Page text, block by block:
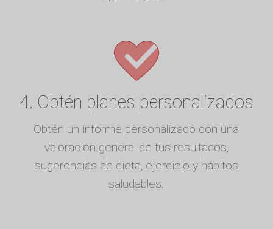
4. Obtén planes personalizados
Obtén un informe personalizado con una
valoración general de tus resultados,
sugerencias de dieta, ejercicio y hábitos
saludables.